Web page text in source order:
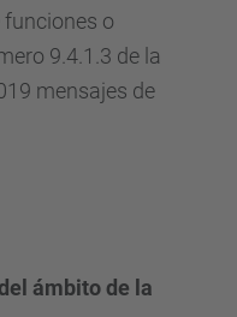
o
9.4.1.3 de la
mensajes de
ámbito de la